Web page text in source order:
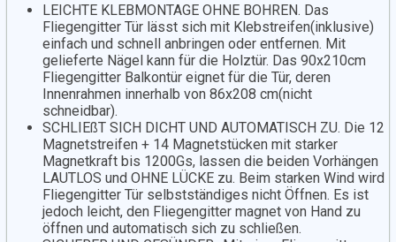
LEICHTE KLEBMONTAGE OHNE BOHREN. Das
Fliegengitter Tür lässt sich mit Klebstreifen(inklusive)
einfach und schnell anbringen oder entfernen. Mit
gelieferte Nägel kann für die Holztür. Das 90x210cm
Fliegengitter Balkontür eignet für die Tür, deren
Innenrahmen innerhalb von 86x208 cm(nicht
schneidbar).
SCHLIEßT SICH DICHT UND AUTOMATISCH ZU. Die 12
Magnetstreifen + 14 Magnetstücken mit starker
Magnetkraft bis 1200Gs, lassen die beiden Vorhängen
LAUTLOS und OHNE LÜCKE zu. Beim starken Wind wird
Fliegengitter Tür selbstständiges nicht Öffnen. Es ist
jedoch leicht, den Fliegengitter magnet von Hand zu
öffnen und automatisch sich zu schließen.